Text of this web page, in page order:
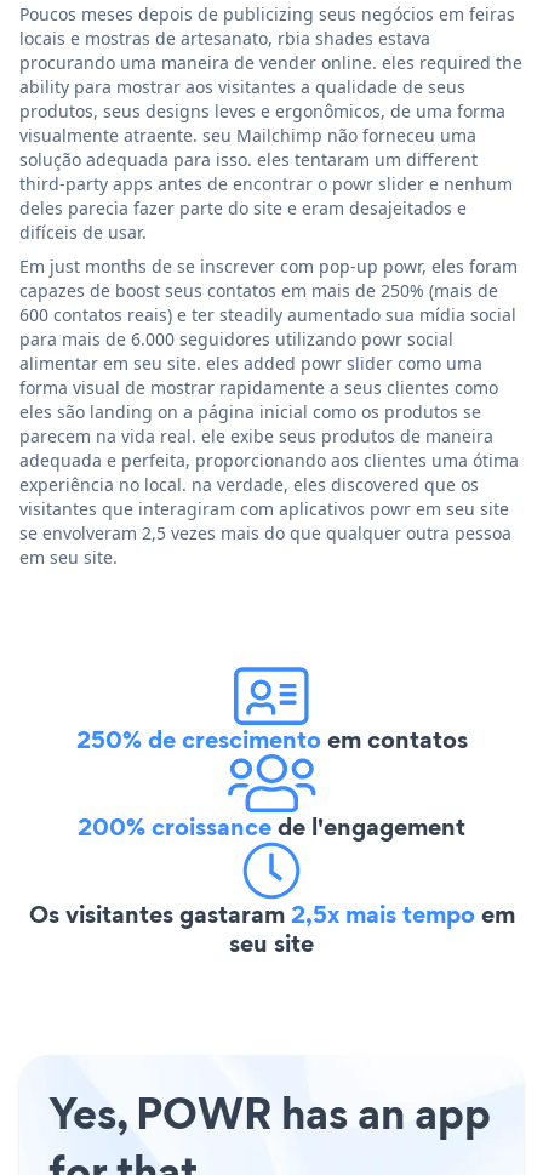
Poucos meses depois de publicizing seus negócios em feiras
locais e mostras de artesanato, rbia shades estava
procurando uma maneira de vender online. eles required the
ability para mostrar aos visitantes a qualidade de seus
produtos, seus designs leves e ergonômicos, de uma forma
visualmente atraente. seu Mailchimp não forneceu uma
solução adequada para isso. eles tentaram um different
third-party apps antes de encontrar o powr slider e nenhum
deles parecia fazer parte do site e eram desajeitados e
difíceis de usar.
Em just months de se inscrever com pop-up powr, eles foram
capazes de boost seus contatos em mais de 250% (mais de
600 contatos reais) e ter steadily aumentado sua mídia social
para mais de 6.000 seguidores utilizando powr social
alimentar em seu site. eles added powr slider como uma
forma visual de mostrar rapidamente a seus clientes como
eles são landing on a página inicial como os produtos se
parecem na vida real. ele exibe seus produtos de maneira
adequada e perfeita, proporcionando aos clientes uma ótima
experiência no local. na verdade, eles discovered que os
visitantes que interagiram com aplicativos powr em seu site
se envolveram 2,5 vezes mais do que qualquer outra pessoa
em seu site.
250% de crescimentoem contatos
200% croissancede l'engagement
Os visitantes gastaram2,5x mais tempoem
seu site
Yes, POWR has an app